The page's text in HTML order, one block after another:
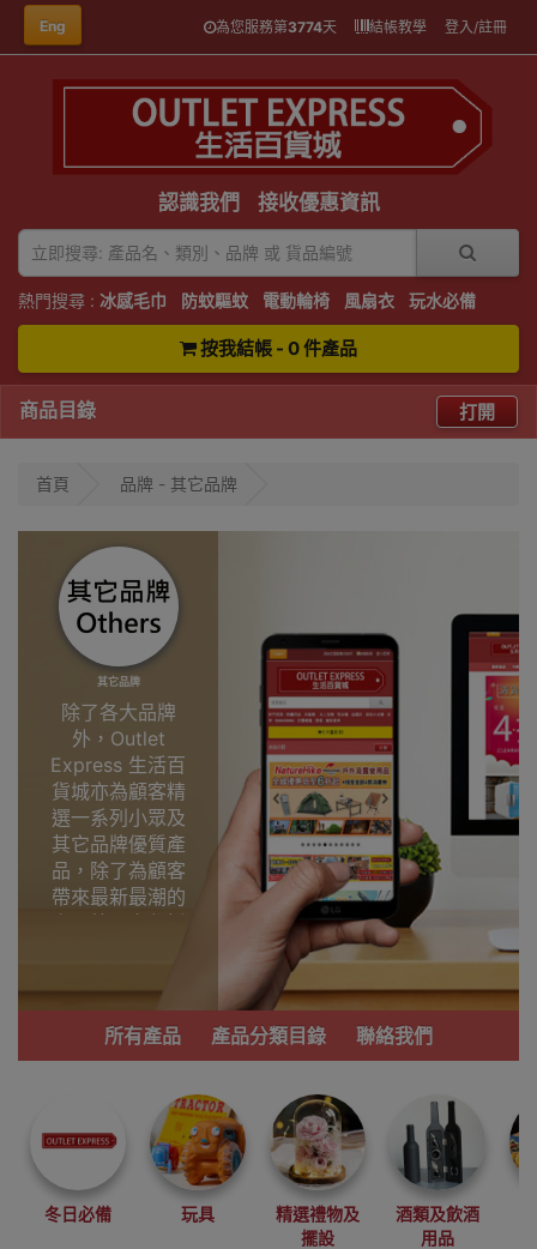
Eng 為您服務第3774天 結帳教學 登入/註冊
認識我們 接收優惠資訊
熱門搜尋 : 冰感毛巾 防蚊驅蚊 電動輪椅 風扇衣 玩水必備
按我結帳 - 0 件產品
商品目錄 打開
首頁 品牌 - 其它品牌
其它品牌
除了各大品牌
外，Outlet
Express 生活百
貨城亦為顧客精
選一系列小眾及
其它品牌優質產
品，除了為顧客
帶來最新最潮的
產品外，亦包括
功能齊備的產
品。
我們每月會固定
尋找最更新、最
潮、有特色而且
優惠的優質產
品，從用家的角
度為你帶來你的
最好選擇。
所有產品 產品分類目錄 聯絡我們
冬日必備 玩具
精選禮物及
擺設
酒類及飲酒
用品